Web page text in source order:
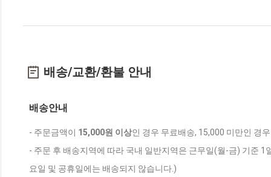
배송/교환/환불 안내
배송안내
- 주문금액이 15,000원 이상인 경우 무료배송, 15,000 미만인 경
- 주문 후 배송지역에 따라 국내 일반지역은 근무일(월-금) 기준
요일 및 공휴일에는 배송되지 않습니다.)